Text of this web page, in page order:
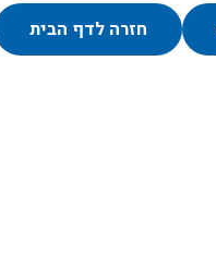
חזרה לדף הבית